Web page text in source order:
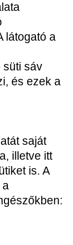
látogató a
süti sáv
és ezek a
saját
illetve itt
is. A
a